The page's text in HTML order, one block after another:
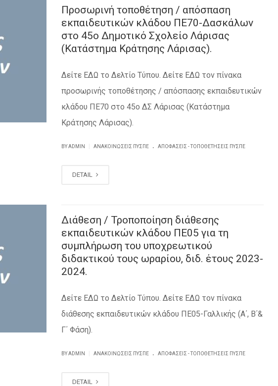
Προσωρινή τοποθέτηση / απόσπαση
εκπαιδευτικών κλάδου ΠΕ70-Δασκάλων
στο 45ο Δημοτικό Σχολείο Λάρισας
(Κατάστημα Κράτησης Λάρισας).
Δείτε ΕΔΩ το Δελτίο Τύπου. Δείτε ΕΔΩ τον πίνακα
προσωρινής τοποθέτησης / απόσπασης εκπαιδευτικών
κλάδου ΠΕ70 στο 45ο ΔΣ Λάρισας (Κατάστημα
Κράτησης Λάρισας).
BY ADMIN ΑΝΑΚΟΙΝΏΣΕΙΣ ΠΥΣΠΕ . ΑΠΟΦΆΣΕΙΣ - ΤΟΠΟΘΕΤΉΣΕΙΣ ΠΥΣΠΕ
DETAIL
Διάθεση / Τροποποίηση διάθεσης
εκπαιδευτικών κλάδου ΠΕ05 για τη
συμπλήρωση του υποχρεωτικού
διδακτικού τους ωραρίου, διδ. έτους 2023-
2024.
Δείτε ΕΔΩ το Δελτίο Τύπου. Δείτε ΕΔΩ τον πίνακα
διάθεσης εκπαιδευτικών κλάδου ΠΕ05-Γαλλικής (Α΄, Β΄&
Γ΄ Φάση).
BY ADMIN ΑΝΑΚΟΙΝΏΣΕΙΣ ΠΥΣΠΕ . ΑΠΟΦΆΣΕΙΣ - ΤΟΠΟΘΕΤΉΣΕΙΣ ΠΥΣΠΕ
DETAIL